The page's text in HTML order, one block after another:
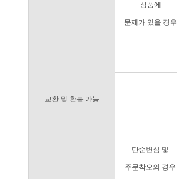
교환 및 환불 가능
상품에
문제가 있을 경우
단순변심 및
주문착오의 경우